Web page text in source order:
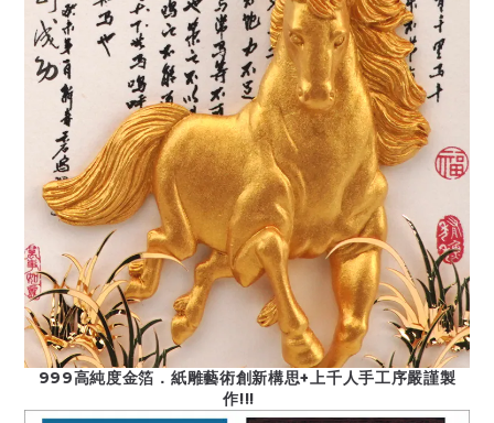
999高純度金箔．紙雕藝術創新構思+上千人手工序嚴謹製
作!!!